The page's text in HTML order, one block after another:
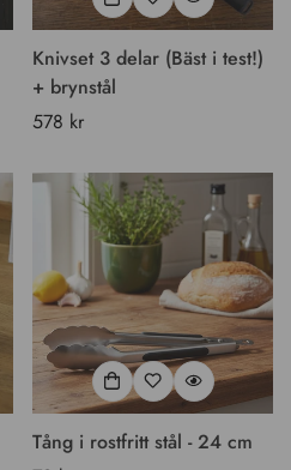
Knivset 3 delar (Bäst i test!)
+ brynstål
Vanligt
578 kr
Tång i rostfritt stål - 24 cm